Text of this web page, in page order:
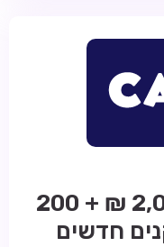
בונוס מתגלגל עד 2,000 ₪ + 200
חדשים